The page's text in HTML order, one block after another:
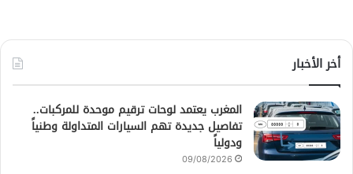
أخر الأخبار
المغرب يعتمد لوحات ترقيم موحدة للمركبات..
تفاصيل جديدة تهم السيارات المتداولة وطنياً
ودولياً
09/08/2026